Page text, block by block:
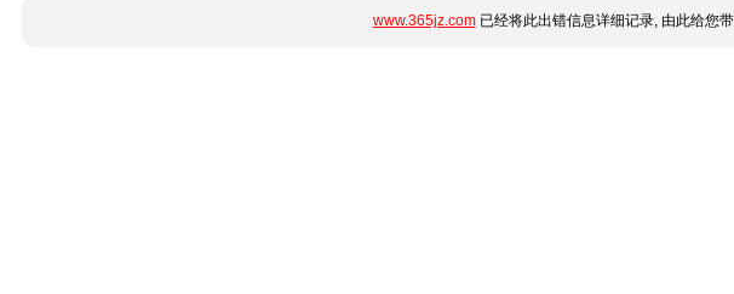
www.365jz.com已经将此出错信息详细记录, 由此给您